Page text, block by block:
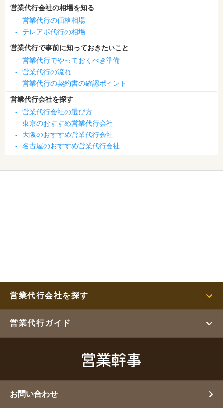
営業代行会社の相場を知る
-
営業代行の価格相場
-
テレアポ代行の相場
営業代行で事前に知っておきたいこと
-
営業代行でやっておくべき準備
-
営業代行の流れ
-
営業代行の契約書の確認ポイント
営業代行会社を探す
-
営業代行会社の選び方
-
東京のおすすめ営業代行会社
-
大阪のおすすめ営業代行会社
-
名古屋のおすすめ営業代行会社
営業代行会社を探す
営業代行ガイド
お問い合わせ